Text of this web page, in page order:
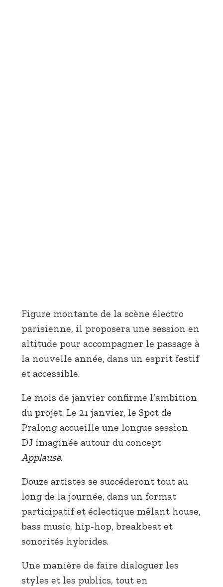
Figure montante de la scène électro
parisienne, il proposera une session en
altitude pour accompagner le passage à
la nouvelle année, dans un esprit festif
et accessible.
Le mois de janvier confirme l’ambition
du projet. Le 21 janvier, le Spot de
Pralong accueille une longue session
DJ imaginée autour du concept
Applause.
Douze artistes se succéderont tout au
long de la journée, dans un format
participatif et éclectique mêlant house,
bass music, hip-hop, breakbeat et
sonorités hybrides.
Une manière de faire dialoguer les
styles et les publics, tout en